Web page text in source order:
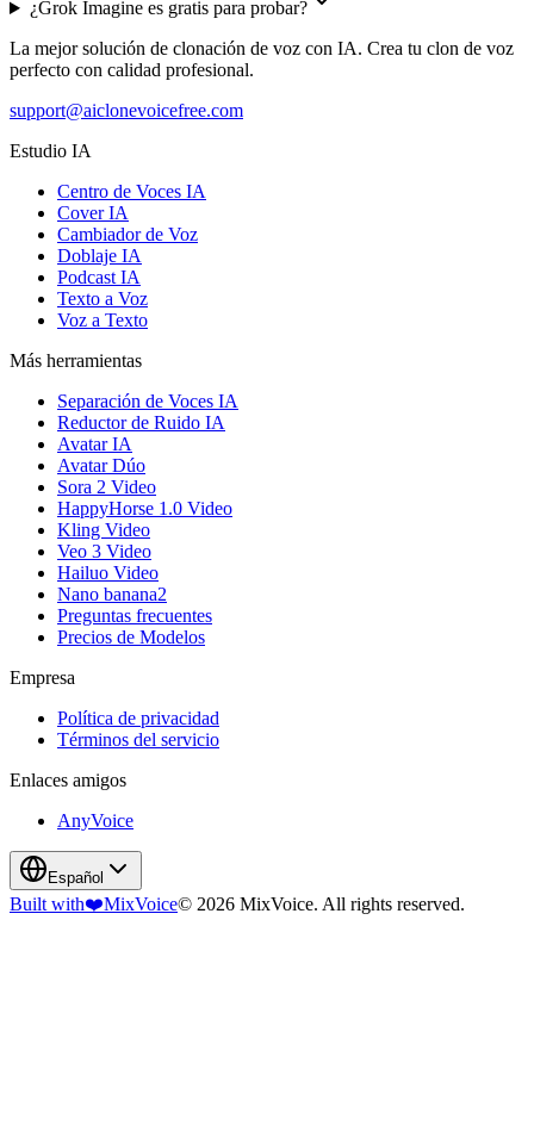
¿Grok Imagine es gratis para probar?
La mejor solución de clonación de voz con IA. Crea tu clon de voz
perfecto con calidad profesional.
support@aiclonevoicefree.com
Estudio IA
Centro de Voces IA
Cover IA
Cambiador de Voz
Doblaje IA
Podcast IA
Texto a Voz
Voz a Texto
Más herramientas
Separación de Voces IA
Reductor de Ruido IA
Avatar IA
Avatar Dúo
Sora 2 Video
HappyHorse 1.0 Video
Kling Video
Veo 3 Video
Hailuo Video
Nano banana2
Preguntas frecuentes
Precios de Modelos
Empresa
Política de privacidad
Términos del servicio
Enlaces amigos
AnyVoice
Español
Built with❤️MixVoice© 2026 MixVoice. All rights reserved.